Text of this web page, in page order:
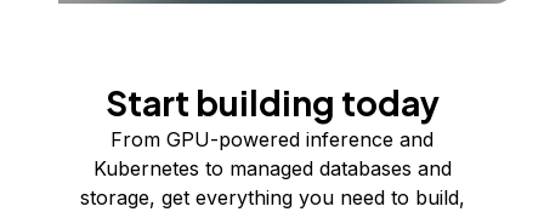
Start building today
From GPU-powered inference and
Kubernetes to managed databases and
storage, get everything you need to build,